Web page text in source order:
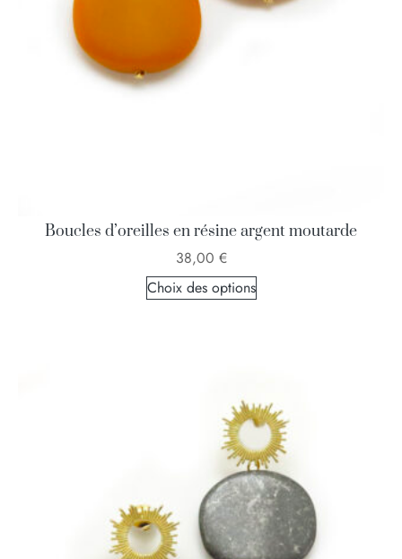
Boucles d’oreilles en résine argent moutarde
38,00 €
Choix des options